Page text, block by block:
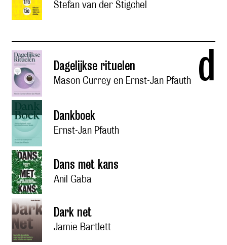
Stefan van der Stigchel
d
Dagelijkse rituelen
Mason Currey en Ernst-Jan Pfauth
Dankboek
Ernst-Jan Pfauth
Dans met kans
Anil Gaba
Dark net
Jamie Bartlett